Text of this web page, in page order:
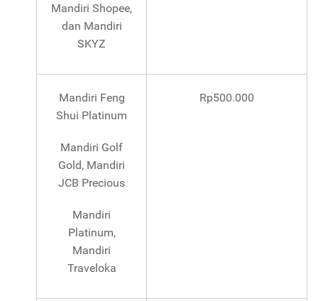
Mandiri Shopee,
dan Mandiri
SKYZ
Mandiri Feng
Shui Platinum
Mandiri Golf
Gold, Mandiri
JCB Precious
Mandiri
Platinum,
Mandiri
Traveloka
Rp500.000